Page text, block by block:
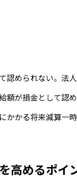
認められない。法
額が損金として認
かかる将来減算
高めるポイ